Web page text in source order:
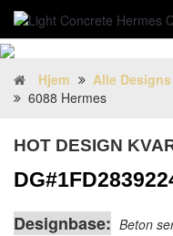
Hjem Alle Designs
6088 Hermes
HOT DESIGN
Designbase: Beton